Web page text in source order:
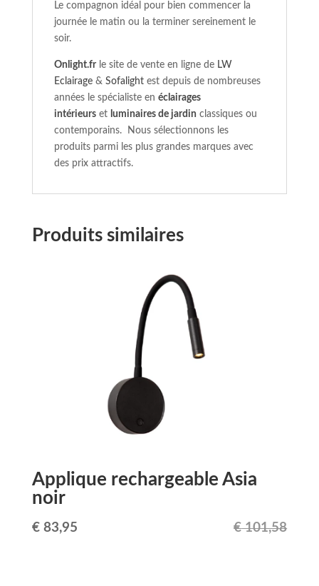
Le compagnon idéal pour bien commencer la
journée le matin ou la terminer sereinement le
soir.
Onlight.frle site de vente en ligne de LW
Eclairage& Sofalightest depuis de nombreuses
années le spécialiste en éclairages
intérieurset luminaires de jardin classiques ou
contemporains. Nous sélectionnons les
produits parmi les plus grandes marques avec
des prix attractifs.
Produits similaires
Applique rechargeable Asia
noir
€101,58
Le
€83,95Le